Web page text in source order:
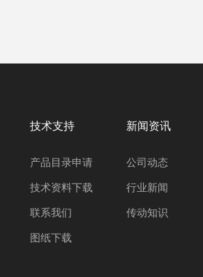
技术支持
产品目录申请
技术资料下载
联系我们
图纸下载
新闻资讯
公司动态
行业新闻
传动知识